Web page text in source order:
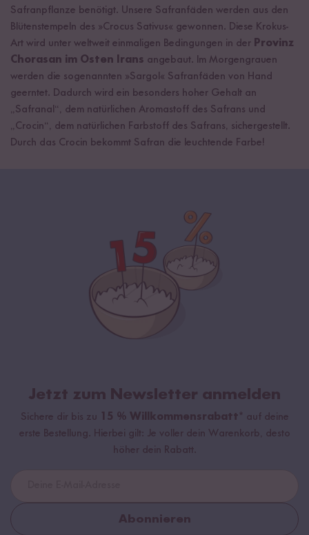
Safranpflanze benötigt. Unsere Safranfäden werden aus den
Blütenstempeln des »Crocus Sativus« gewonnen. Diese Krokus-
Art wird unter weltweit einmaligen Bedingungen in der Provinz
Chorasan im Osten Irans angebaut. Im Morgengrauen
werden die sogenannten »Sargol« Safranfäden von Hand
geerntet. Dadurch wird ein besonders hoher Gehalt an
„Safranal“, dem natürlichen Aromastoff des Safrans und
„Crocin“, dem natürlichen Farbstoff des Safrans, sichergestellt.
Durch das Crocin bekommt Safran die leuchtende Farbe!
Jetzt zum Newsletter anmelden
Sichere dir bis zu 15 % Willkommensrabatt* auf deine
erste Bestellung. Hierbei gilt: Je voller dein Warenkorb, desto
höher dein Rabatt.
Abonnieren